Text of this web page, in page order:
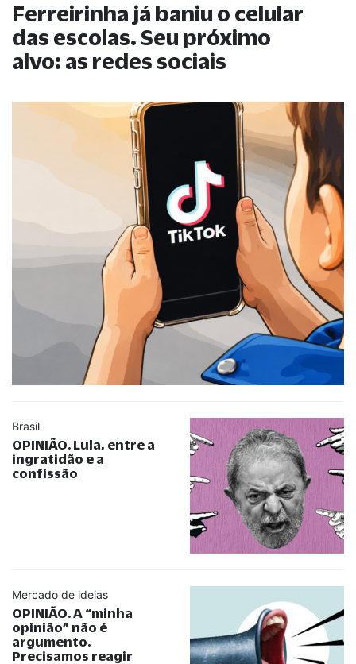
Ferreirinha já baniu o celular
das escolas. Seu próximo
alvo: as redes sociais
Brasil
OPINIÃO. Lula, entre a
ingratidão e a
confissão
Mercado de ideias
OPINIÃO. A “minha
opinião” não é
argumento.
Precisamos reagir